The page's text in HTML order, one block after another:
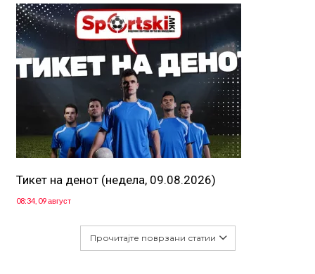
Тикет на денот (недела, 09.08.2026)
08:34, 09 август
Прочитајте поврзани статии